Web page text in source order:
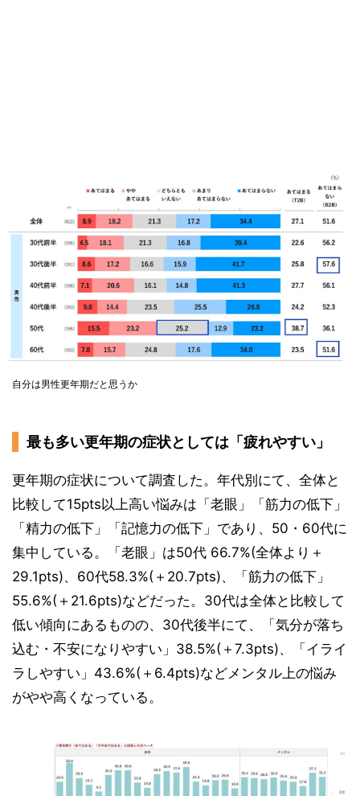
自分は男性更年期だと思うか
最も多い更年期の症状としては「疲れやすい」
更年期の症状について調査した。年代別にて、全体と
比較して15pts以上高い悩みは「老眼」「筋力の低下」
「精力の低下」「記憶力の低下」であり、50・60代に
集中している。「老眼」は50代 66.7%(全体より＋
29.1pts)、60代58.3%(＋20.7pts)、「筋力の低下」
55.6%(＋21.6pts)などだった。30代は全体と比較して
低い傾向にあるものの、30代後半にて、「気分が落ち
込む・不安になりやすい」38.5%(＋7.3pts)、「イライ
ラしやすい」43.6%(＋6.4pts)などメンタル上の悩み
がやや高くなっている。